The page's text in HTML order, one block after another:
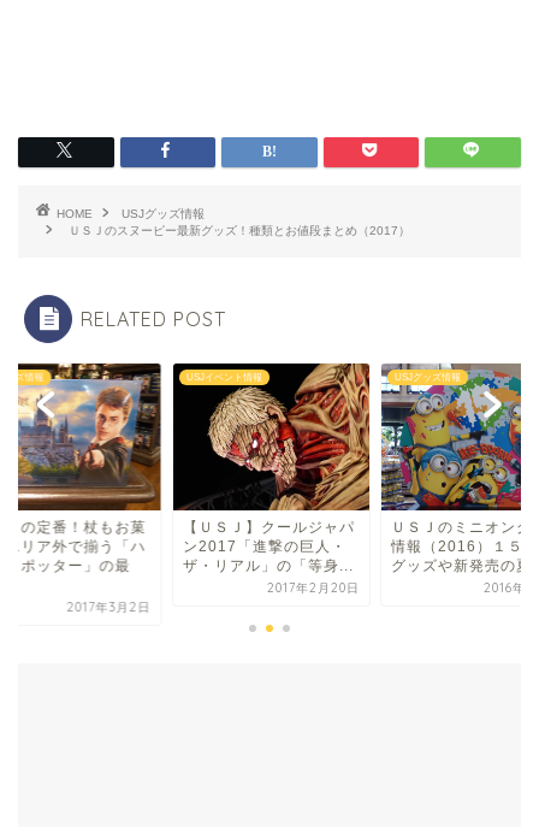
HOME
USJグッズ情報
ＵＳＪのスヌーピー最新グッズ！種類とお値段まとめ（2017）
RELATED POST
ッズ情報
Ｊの定番！杖もお菓
エリア外で揃う「ハ
・ポッター」の最
2017年3月2日
USJイベント情報
【ＵＳＪ】クールジャパ
ン2017「進撃の巨人・
ザ・リアル」の「等身...
2017年2月20日
USJグッズ情報
ＵＳＪのミニオング
情報（2016）１５
グッズや新発売の夏
2016年8